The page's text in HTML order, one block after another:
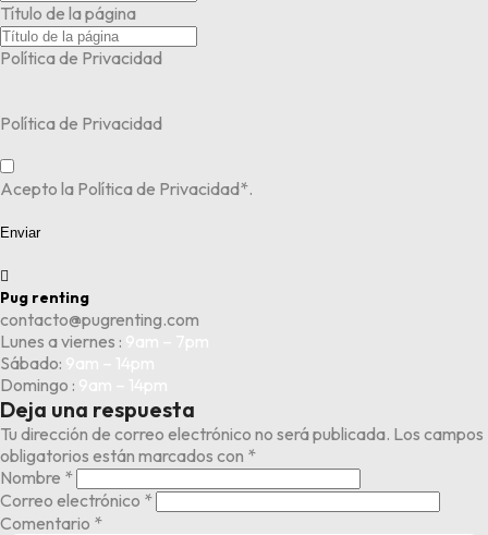
Título de la página
Política de Privacidad
Política de Privacidad
Acepto la Política de Privacidad*.
Enviar

Pug renting
contacto@pugrenting.com
Lunes a viernes :
Sábado:
Domingo :
Deja una respuesta
Tu dirección de correo electrónico no será publicada. Los campos
obligatorios están marcados con *
Nombre *
Correo electrónico *
Comentario *